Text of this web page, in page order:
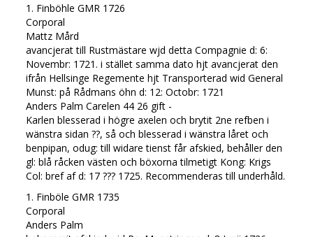
1. Finböhle GMR 1726
Corporal
Mattz Mård
avancjerat till Rustmästare wjd detta Compagnie d: 6:
Novembr: 1721. i stället samma dato hjt avancjerat den
ifrån Hellsinge Regemente hjt Transporterad wid General
Munst: på Rådmans öhn d: 12: Octobr: 1721
Anders Palm Carelen 44 26 gift -
Karlen blesserad i högre axelen och brytit 2ne refben i
wänstra sidan ??, så och blesserad i wänstra låret och
benpipan, odug: till widare tienst får afskied, behåller den
gl: blå råcken västen och böxorna tilmetigt Kong: Krigs
Col: bref af d: 17 ??? 1725. Recommenderas till underhåld.
1. Finböle GMR 1735
Corporal
Anders Palm